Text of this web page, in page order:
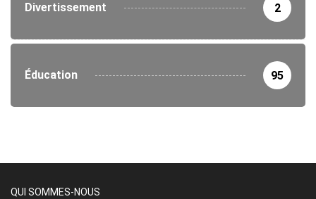
Divertissement 2
Éducation 95
QUI SOMMES-NOUS